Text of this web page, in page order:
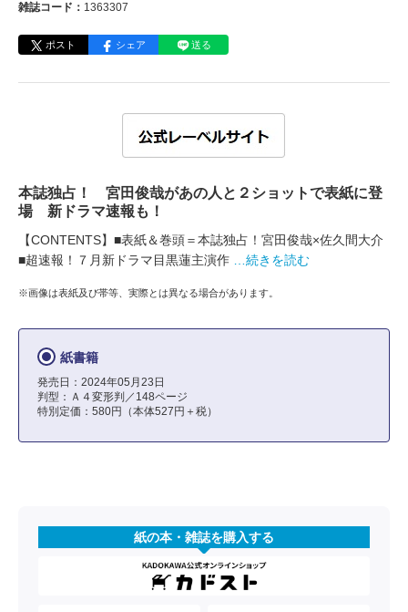
雑誌コード： 1363307
ポスト シェア 送る
本誌独占！ 宮田俊哉があの人と２ショットで表紙に登
場 新ドラマ速報も！
【CONTENTS】■表紙＆巻頭＝本誌独占！宮田俊哉×佐久間大介
■超速報！７月新ドラマ目黒蓮主演作
…続きを読む
※画像は表紙及び帯等、実際とは異なる場合があります。
紙書籍
発売日：2024年05月23日
判型：Ａ４変形判／148ページ
特別定価：580円（本体527円＋税）
紙の本・雑誌を購入する